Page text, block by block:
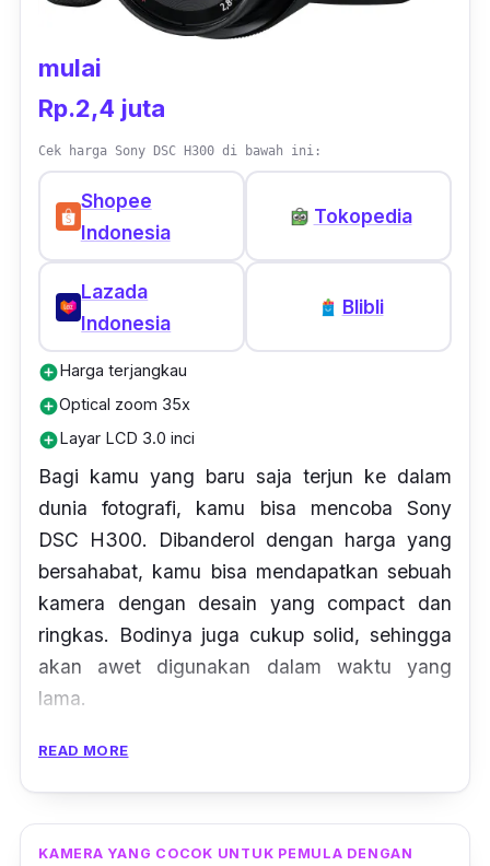
mulai
Rp.2,4 juta
Cek harga Sony DSC H300 di bawah ini:
Shopee
Indonesia
Tokopedia
Lazada
Indonesia
Blibli
add_circle Harga terjangkau
add_circleOptical zoom 35x
add_circle Layar LCD 3.0 inci
Bagi kamu yang baru saja terjun ke dalam
dunia fotografi, kamu bisa mencoba Sony
DSC H300. Dibanderol dengan harga yang
bersahabat, kamu bisa mendapatkan sebuah
kamera dengan desain yang compact dan
ringkas. Bodinya juga cukup solid, sehingga
akan awet digunakan dalam waktu yang
lama.
Selain itu, kamera Sony ini juga memiliki
super HAD CCD yang mempunyai resolusi
READ MORE
KAMERA YANG COCOK UNTUK PEMULA DENGAN